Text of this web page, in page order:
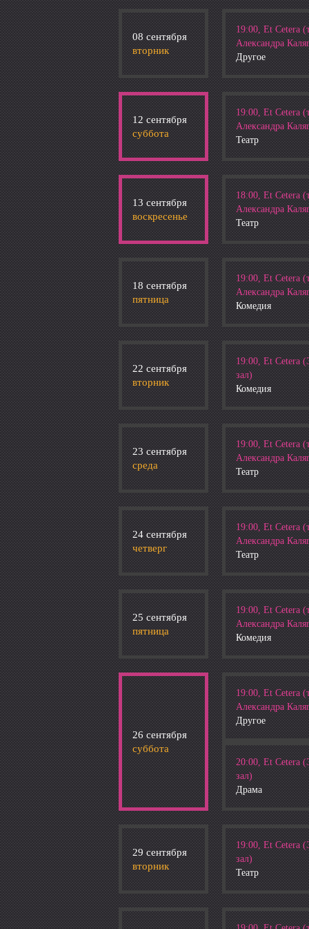
08 сентября
вторник
19:00, Et Cetera
Александра
Другое
12 сентября
суббота
19:00, Et Cetera
Александра
Театр
13 сентября
воскресенье
18:00, Et Cetera
Александра
Театр
18 сентября
пятница
19:00, Et Cetera
Александра
Комедия
22 сентября
вторник
19:00, Et Cetera
зал)
Комедия
23 сентября
среда
19:00, Et Cetera
Александра
Театр
24 сентября
четверг
19:00, Et Cetera
Александра
Театр
25 сентября
пятница
19:00, Et Cetera
Александра
Комедия
26 сентября
суббота
19:00, Et Cetera
Александра
Другое
20:00, Et Cetera
зал)
Драма
29 сентября
вторник
19:00, Et Cetera
зал)
Театр